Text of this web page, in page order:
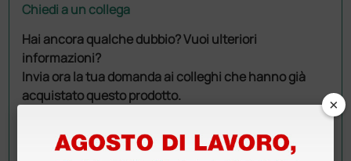
Chiedi a un collega
Hai ancora qualche dubbio? Vuoi ulteriori
informazioni?
Invia ora la tua domanda ai colleghi che hanno già
acquistato questo prodotto.
×